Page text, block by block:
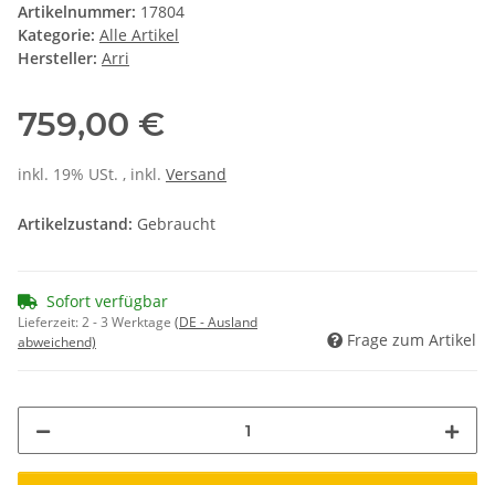
Artikelnummer: 17804
Kategorie: Alle Artikel
Hersteller: Arri
759,00 €
inkl. 19% USt. , inkl. Versand
Artikelzustand: Gebraucht
Sofort verfügbar
Lieferzeit:2 - 3 Werktage (DE - Ausland
abweichend)
Frage zum Artikel